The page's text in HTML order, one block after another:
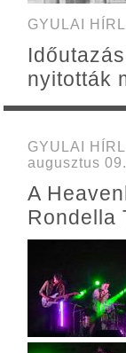
GYULAI
nyitották
GYULAI
augusztus
A
Rondella